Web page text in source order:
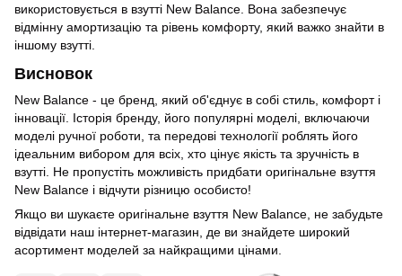
використовується в взутті New Balance. Вона забезпечує
відмінну амортизацію та рівень комфорту, який важко знайти в
іншому взутті.
Висновок
New Balance - це бренд, який об'єднує в собі стиль, комфорт і
інновації. Історія бренду, його популярні моделі, включаючи
моделі ручної роботи, та передові технології роблять його
ідеальним вибором для всіх, хто цінує якість та зручність в
взутті. Не пропустіть можливість придбати оригінальне взуття
New Balance і відчути різницю особисто!
Якщо ви шукаєте оригінальне взуття New Balance, не забудьте
відвідати наш інтернет-магазин, де ви знайдете широкий
асортимент моделей за найкращими цінами.